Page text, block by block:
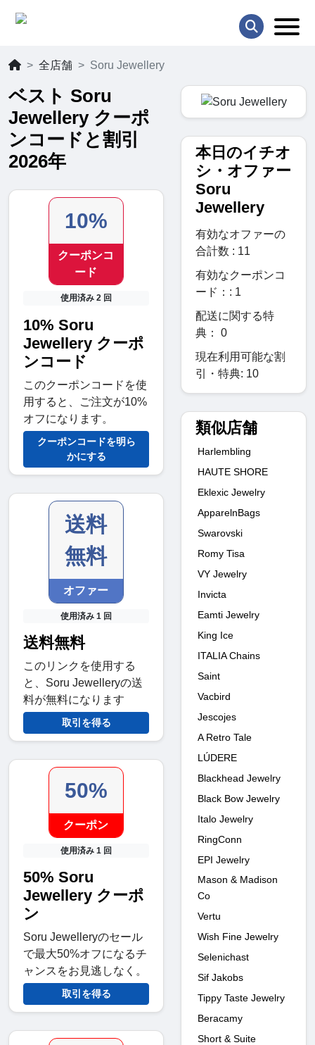
全店舗 Soru Jewellery
ベスト Soru
Jewellery クーポ
ンコードと割引
2026年
10%
クーポンコ
ード
使用済み 2 回
10% Soru
Jewellery クーポ
ンコード
このクーポンコードを使
用すると、ご注文が10%
オフになります。
クーポンコードを明ら
かにする
送料
無料
オファー
使用済み 1 回
送料無料
このリンクを使用する
と、Soru Jewelleryの送
料が無料になります
取引を得る
50%
クーポン
使用済み 1 回
50% Soru
Jewellery クーポ
ン
Soru Jewelleryのセール
で最大50%オフになるチ
ャンスをお見逃しなく。
取引を得る
本日のイチオ
シ・オファー
Soru
Jewellery
有効なオファーの
合計数 : 11
有効なクーポンコ
ード：: 1
配送に関する特
典： 0
現在利用可能な割
引・特典: 10
類似店舗
Harlembling
HAUTE SHORE
Eklexic Jewelry
ApparelnBags
Swarovski
Romy Tisa
VY Jewelry
Invicta
Eamti Jewelry
King Ice
ITALIA Chains
Saint
Vacbird
Jescojes
A Retro Tale
LÚDERE
Blackhead Jewelry
Black Bow Jewelry
Italo Jewelry
RingConn
EPI Jewelry
Mason & Madison
Co
Vertu
Wish Fine Jewelry
Selenichast
Sif Jakobs
Tippy Taste Jewelry
Beracamy
Short & Suite